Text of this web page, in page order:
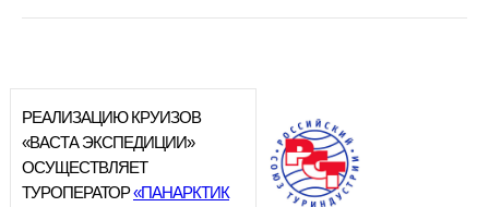
РЕАЛИЗАЦИЮ КРУИЗОВ
«ВАСТА ЭКСПЕДИЦИИ»
ОСУЩЕСТВЛЯЕТ
ТУРОПЕРАТОР«ПАНАРКТИК